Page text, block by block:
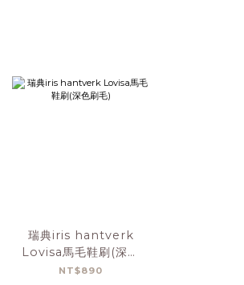
瑞典iris hantverk
Lovisa馬毛鞋刷(深色
刷毛)
NT$890